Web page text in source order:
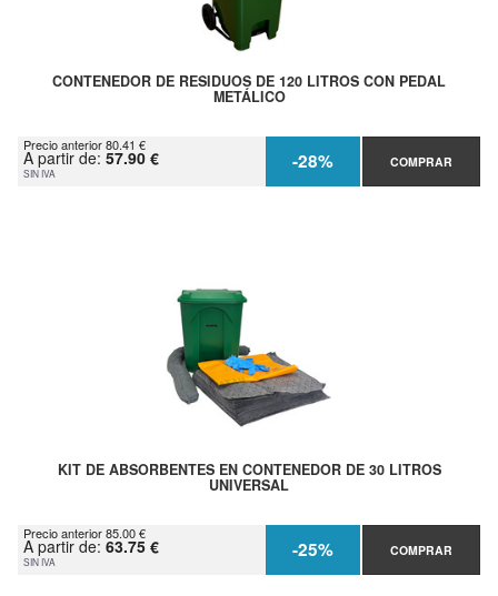
CONTENEDOR DE RESIDUOS DE 120 LITROS CON PEDAL
METÁLICO
Precio anterior 80.41 €
A partir de: 57.90 €
SIN IVA -28% COMPRAR
KIT DE ABSORBENTES EN CONTENEDOR DE 30 LITROS
UNIVERSAL
Precio anterior 85.00 €
A partir de: 63.75 €
SIN IVA -25% COMPRAR